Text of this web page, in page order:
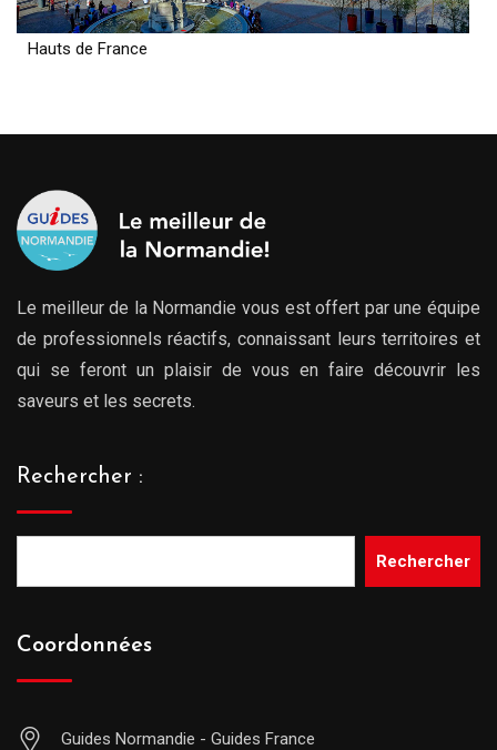
Hauts de France
Le meilleur de la Normandie vous est offert par une équipe
de professionnels réactifs, connaissant leurs territoires et
qui se feront un plaisir de vous en faire découvrir les
saveurs et les secrets.
Rechercher :
Rechercher
Coordonnées
Guides Normandie - Guides France